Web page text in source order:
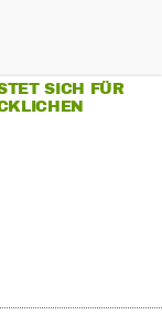
SICH FÜR